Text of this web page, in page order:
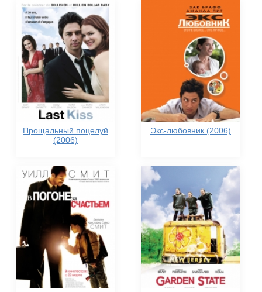
Прощальный поцелуй
(2006)
Экс-любовник (2006)